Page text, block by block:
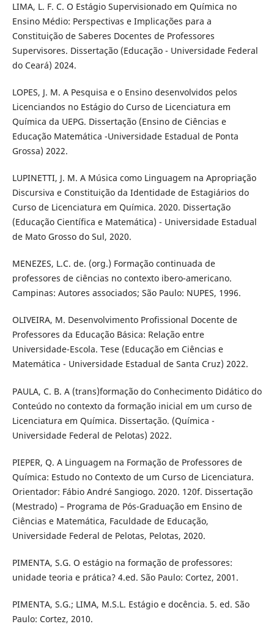
LIMA, L. F. C. O Estágio Supervisionado em Química no
Ensino Médio: Perspectivas e Implicações para a
Constituição de Saberes Docentes de Professores
Supervisores. Dissertação (Educação - Universidade Federal
do Ceará) 2024.
LOPES, J. M. A Pesquisa e o Ensino desenvolvidos pelos
Licenciandos no Estágio do Curso de Licenciatura em
Química da UEPG. Dissertação (Ensino de Ciências e
Educação Matemática -Universidade Estadual de Ponta
Grossa) 2022.
LUPINETTI, J. M. A Música como Linguagem na Apropriação
Discursiva e Constituição da Identidade de Estagiários do
Curso de Licenciatura em Química. 2020. Dissertação
(Educação Científica e Matemática) - Universidade Estadual
de Mato Grosso do Sul, 2020.
MENEZES, L.C. de. (org.) Formação continuada de
professores de ciências no contexto ibero-americano.
Campinas: Autores associados; São Paulo: NUPES, 1996.
OLIVEIRA, M. Desenvolvimento Profissional Docente de
Professores da Educação Básica: Relação entre
Universidade-Escola. Tese (Educação em Ciências e
Matemática - Universidade Estadual de Santa Cruz) 2022.
PAULA, C. B. A (trans)formação do Conhecimento Didático do
Conteúdo no contexto da formação inicial em um curso de
Licenciatura em Química. Dissertação. (Química -
Universidade Federal de Pelotas) 2022.
PIEPER, Q. A Linguagem na Formação de Professores de
Química: Estudo no Contexto de um Curso de Licenciatura.
Orientador: Fábio André Sangiogo. 2020. 120f. Dissertação
(Mestrado) – Programa de Pós-Graduação em Ensino de
Ciências e Matemática, Faculdade de Educação,
Universidade Federal de Pelotas, Pelotas, 2020.
PIMENTA, S.G. O estágio na formação de professores:
unidade teoria e prática? 4.ed. São Paulo: Cortez, 2001.
PIMENTA, S.G.; LIMA, M.S.L. Estágio e docência. 5. ed. São
Paulo: Cortez, 2010.